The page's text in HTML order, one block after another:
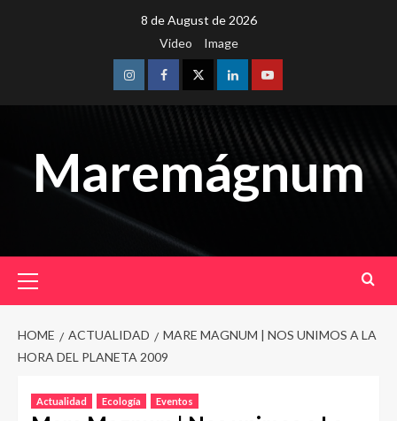
8 de August de 2026
Video
Image
InstagramFacebookTwitterLinkedinYoutube
Maremágnum
Menu
HOME ACTUALIDAD
MARE MAGNUM | NOS UNIMOS A LA
HORA DEL PLANETA 2009
Actualidad Ecología Eventos